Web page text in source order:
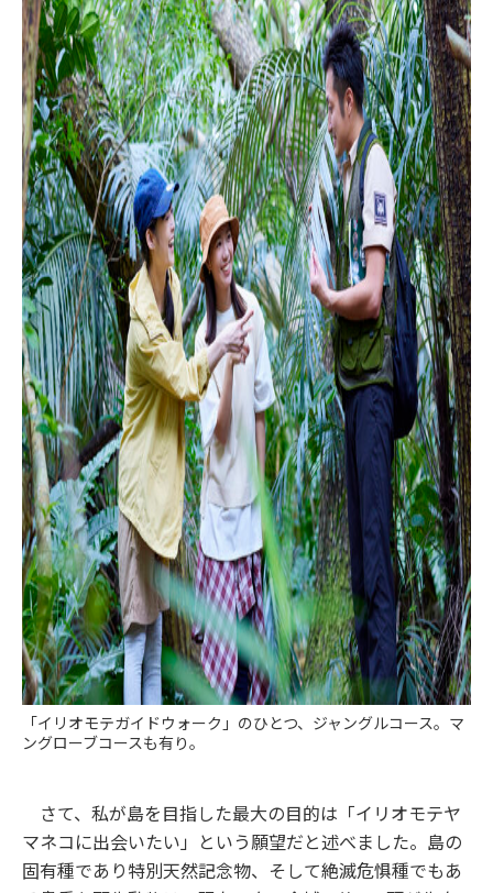
「イリオモテガイドウォーク」のひとつ、ジャングルコース。マ
ングローブコースも有り。
さて、私が島を目指した最大の目的は「イリオモテヤ
マネコに出会いたい」という願望だと述べました。島の
固有種であり特別天然記念物、そして絶滅危惧種でもあ